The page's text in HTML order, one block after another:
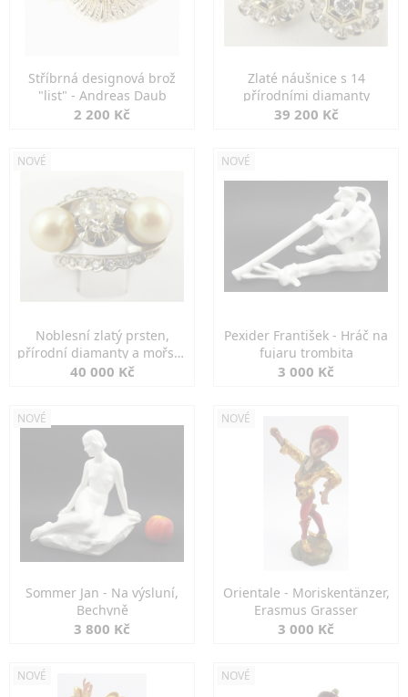
Stříbrná designová brož
"list" - Andreas Daub
2 200 Kč
Zlaté náušnice s 14
přírodními diamanty
39 200 Kč
NOVÉ
Noblesní zlatý prsten,
přírodní diamanty a mořské
perly
40 000 Kč
NOVÉ
Pexider František - Hráč na
fujaru trombita
3 000 Kč
NOVÉ
Sommer Jan - Na výsluní,
Bechyně
3 800 Kč
NOVÉ
Orientale - Moriskentänzer,
Erasmus Grasser
3 000 Kč
NOVÉ NOVÉ